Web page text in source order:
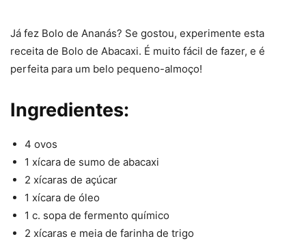
Já fez Bolo de Ananás? Se gostou, experimente esta
receita de Bolo de Abacaxi. É muito fácil de fazer, e é
perfeita para um belo pequeno-almoço!
Ingredientes:
4 ovos
1 xícara de sumo de abacaxi
2 xícaras de açúcar
1 xícara de óleo
1 c. sopa de fermento químico
2 xícaras e meia de farinha de trigo